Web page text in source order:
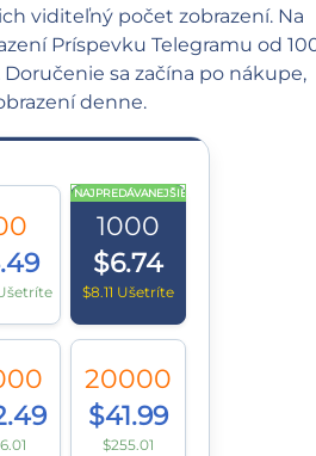
viditeľný počet zobrazení. Na
Príspevku Telegramu od
sa začína po nákupe,
denne.
NAJPREDÁVANEJŠIE
1000
$6.74
$8.11 Ušetríte
20000
$41.99
$255.01